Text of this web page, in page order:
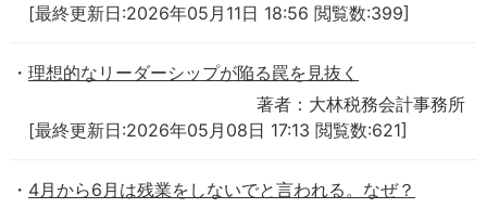
[最終更新日:2026年05月11日 18:56 閲覧数:399]
理想的なリーダーシップが陥る罠を見抜く
著者：大林税務会計事務所
[最終更新日:2026年05月08日 17:13 閲覧数:621]
4月から6月は残業をしないでと言われる。なぜ？